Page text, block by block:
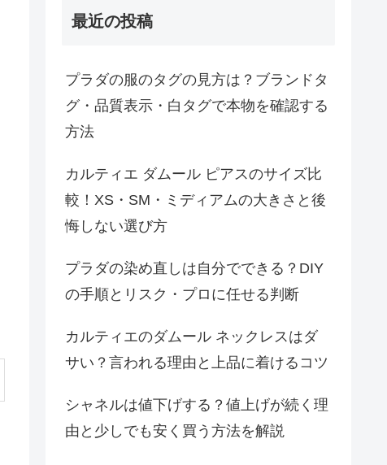
最近の投稿
プラダの服のタグの見方は？ブランドタ
グ・品質表示・白タグで本物を確認する
方法
カルティエ ダムール ピアスのサイズ比
較！XS・SM・ミディアムの大きさと後
悔しない選び方
プラダの染め直しは自分でできる？DIY
の手順とリスク・プロに任せる判断
カルティエのダムール ネックレスはダ
サい？言われる理由と上品に着けるコツ
シャネルは値下げする？値上げが続く理
由と少しでも安く買う方法を解説